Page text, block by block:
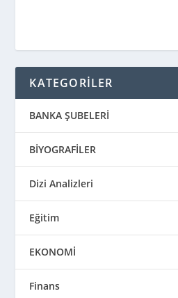
KATEGORİLER
BANKA ŞUBELERİ
BİYOGRAFİLER
Dizi Analizleri
Eğitim
EKONOMİ
Finans